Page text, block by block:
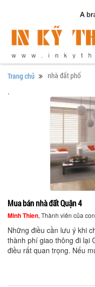
Trang chủ nhà đất phố
.
Mua bán nhà đất Quận 4
Minh Thien, Thành viên của
Những điều cần lưu ý khi
thành phí giao thông đi lại
điều rất quan trọng. Nếu